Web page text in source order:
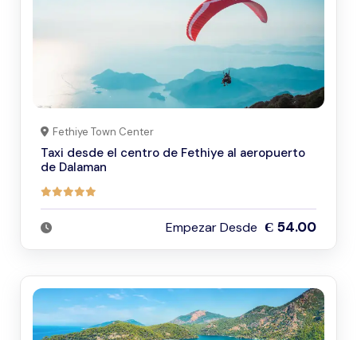
Fethiye Town Center
Taxi desde el centro de Fethiye al aeropuerto
de Dalaman
Empezar Desde Є 54.00